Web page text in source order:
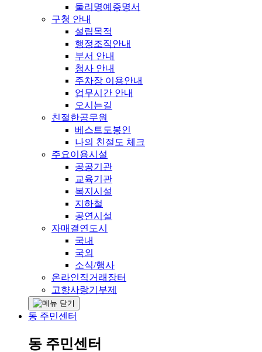
둘리명예증명서
구청 안내
설립목적
행정조직안내
부서 안내
청사 안내
주차장 이용안내
업무시간 안내
오시는길
친절한공무원
베스트도봉인
나의 친절도 체크
주요이용시설
공공기관
교육기관
복지시설
지하철
공연시설
자매결연도시
국내
국외
소식/행사
온라인직거래장터
고향사랑기부제
동 주민센터
동 주민센터